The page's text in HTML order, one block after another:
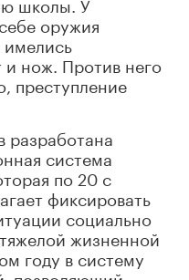
оружия
и нож. Против него
преступление
разработана
система
по 20 с
фиксировать
социально
жизненной
году в систему